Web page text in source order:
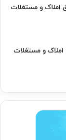
املاک و مستغلات
و مستغلات